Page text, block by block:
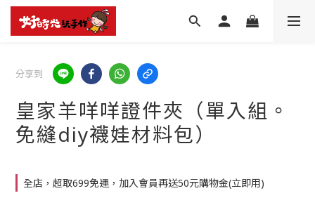
分享到
皇家羊咩咩證件夾（單入組。
免縫diy襪娃材料包）
全店，超取699免運，加入會員再送50元購物金(立即用)